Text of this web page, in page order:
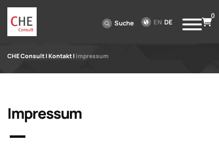
Suche EN DE
0
CHE Consult|Kontakt| Impressum
Impressum